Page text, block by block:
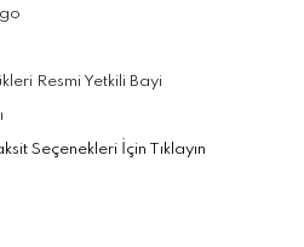
Resmi Yetkili Bayi
Seçenekleri İçin Tıklayın